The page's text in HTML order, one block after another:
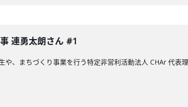
連勇太朗さん #1
や、まちづくり事業を行う特定非営利活動法人 CHAr 代